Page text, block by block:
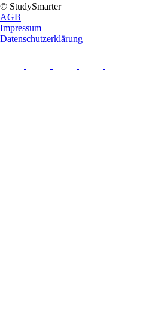
© StudySmarter
AGB
Impressum
Datenschutzerklärung